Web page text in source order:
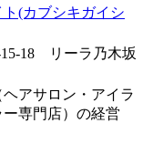
(カブシキガイシ
18 リーラ乃木坂
アサロン・アイラ
専門店）の経営